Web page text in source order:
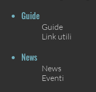
Guide
Guide
Link utili
News
News
Eventi